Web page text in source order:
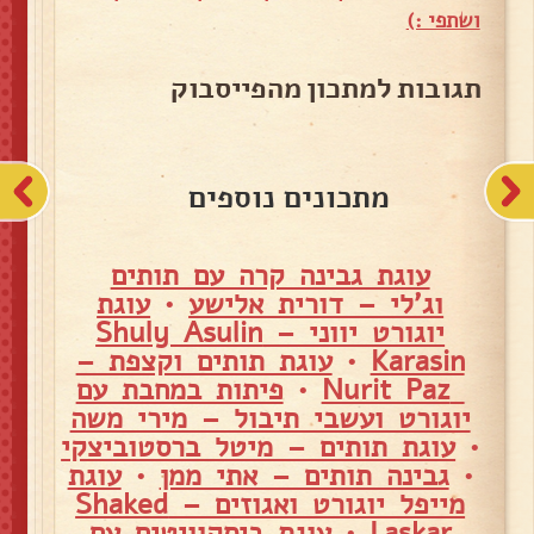
ושתפי :)
תגובות למתכון מהפייסבוק
מתכונים נוספים
עוגת גבינה קרה עם תותים
וג'לי – דורית אלישע•עוגת
יוגורט יווני – Shuly Asulin
Karasin
•עוגת תותים וקצפת –
Nurit Paz
•פיתות במחבת עם
יוגורט ועשבי תיבול – מירי משה
•עוגת תותים – מיטל ברסטוביצקי
•גבינה תותים – אתי ממן •עוגת
מייפל יוגורט ואגוזים – Shaked